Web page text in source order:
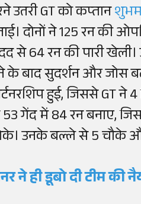
उतरी GT को कप्तान
दोनों ने 125 रन की
से 64 रन की पारी
के बाद सुदर्शन और जोस
हुई, जिससे GT ने
53 गेंद में 84 रन बनाए,
उनके बल्ले से 5 चौके
ने ही डूबो दी टीम की